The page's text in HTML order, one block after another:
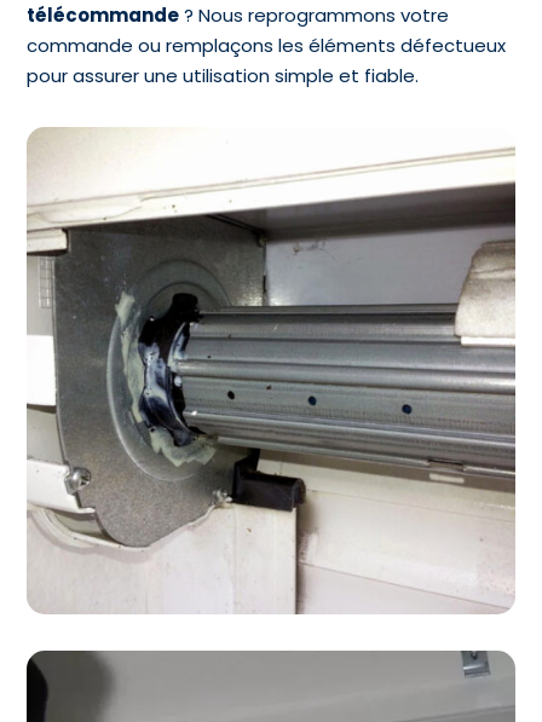
télécommande? Nous reprogrammons votre
commande ou remplaçons les éléments défectueux
pour assurer une utilisation simple et fiable.